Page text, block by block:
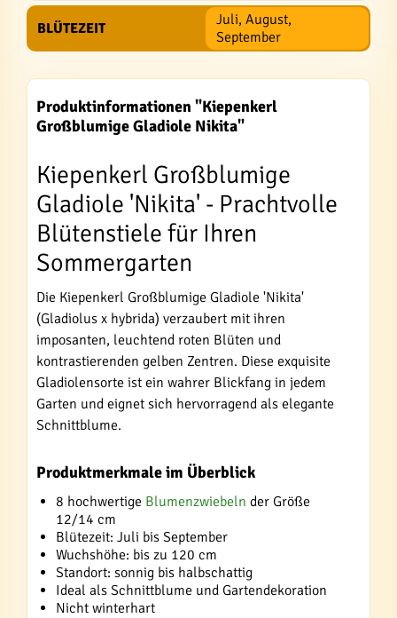
BLÜTEZEIT
Juli, August,
September
Produktinformationen "Kiepenkerl
Großblumige Gladiole Nikita"
Kiepenkerl Großblumige
Gladiole 'Nikita' - Prachtvolle
Blütenstiele für Ihren
Sommergarten
Die Kiepenkerl Großblumige Gladiole 'Nikita'
(Gladiolus x hybrida) verzaubert mit ihren
imposanten, leuchtend roten Blüten und
kontrastierenden gelben Zentren. Diese exquisite
Gladiolensorte ist ein wahrer Blickfang in jedem
Garten und eignet sich hervorragend als elegante
Schnittblume.
Produktmerkmale im Überblick
8 hochwertige Blumenzwiebeln der Größe
12/14 cm
Blütezeit: Juli bis September
Wuchshöhe: bis zu 120 cm
Standort: sonnig bis halbschattig
Ideal als Schnittblume und Gartendekoration
Nicht winterhart